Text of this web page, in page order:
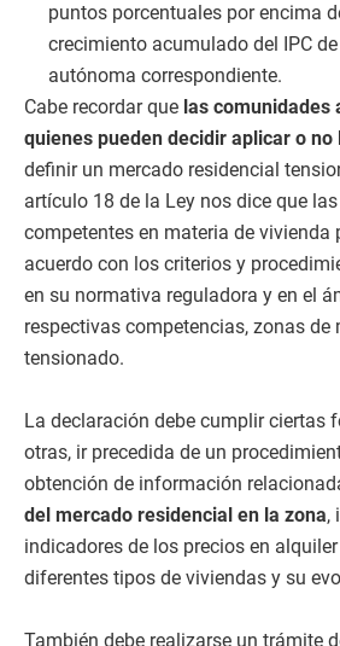
puntos porcentuales por encima
crecimiento acumulado del IPC
autónoma correspondiente.
Cabe recordar que las comunidades
quienes pueden decidir aplicar o no
definir un mercado residencial
artículo 18 de la Ley nos dice que
competentes en materia de vivienda
acuerdo con los criterios y
en su normativa reguladora y en el
respectivas competencias, zonas de
tensionado.
La declaración debe cumplir ciertas
otras, ir precedida de un
obtención de información
del mercado residencial en la zona,
indicadores de los precios en
diferentes tipos de viviendas y su
También debe realizarse un trámite